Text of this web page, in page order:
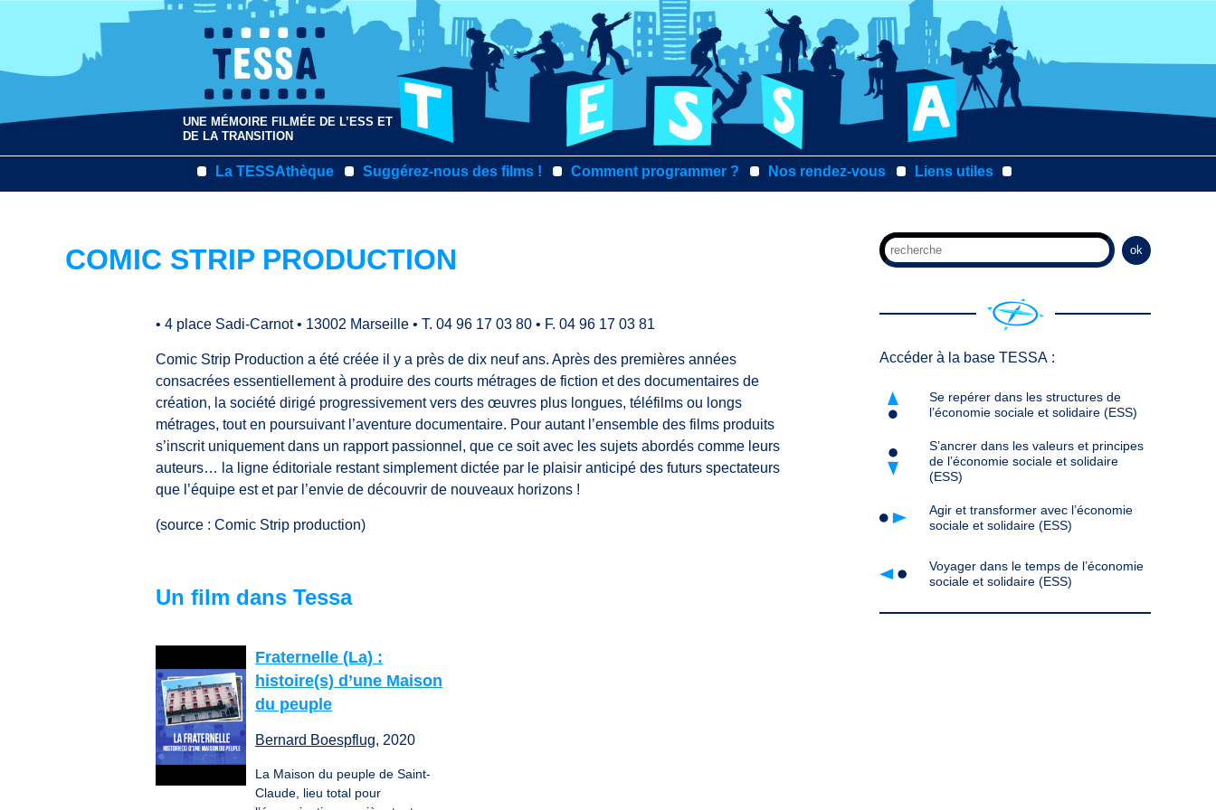
UNE MÉMOIRE FILMÉE DE L’ESS ET
DE LA TRANSITION
La TESSAthèque Suggérez-nous des films ! Comment programmer ? Nos rendez-vous Liens utiles
COMIC STRIP PRODUCTION
• 4 place Sadi-Carnot• 13002 Marseille • T. 04 96 17 03 80 • F. 04 96 17 03 81
Comic Strip Production a été créée il y a près de dix neuf ans. Après des premières années
consacrées essentiellement à produire des courts métrages de fiction et des documentaires de
création, la société dirigé progressivement vers des œuvres plus longues, téléfilms ou longs
métrages, tout en poursuivant l’aventure documentaire. Pour autant l’ensemble des films produits
s’inscrit uniquement dans un rapport passionnel, que ce soit avec les sujets abordés comme leurs
auteurs… la ligne éditoriale restant simplement dictée par le plaisir anticipé des futurs spectateurs
que l’équipe est et par l’envie de découvrir de nouveaux horizons !
(source : Comic Strip production)
Un film dans Tessa
Fraternelle (La) :
histoire(s) d’une Maison
du peuple
Bernard Boespflug, 2020
La Maison du peuple de Saint-
Claude, lieu total pour
ok
Accéder à la base TESSA :
Se repérer dans les structures de
l’économie sociale et solidaire (ESS)
S’ancrer dans les valeurs et principes
de l’économie sociale et solidaire
(ESS)
Agir et transformer avec l’économie
sociale et solidaire (ESS)
Voyager dans le temps de l’économie
sociale et solidaire (ESS)